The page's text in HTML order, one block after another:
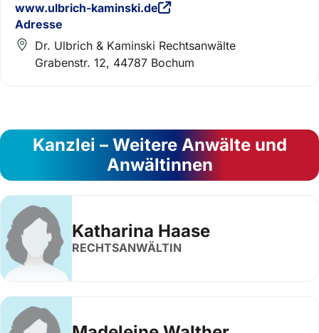
www.ulbrich-kaminski.de
Adresse
Dr. Ulbrich & Kaminski Rechtsanwälte
Grabenstr. 12, 44787 Bochum
Kanzlei – Weitere Anwälte und
Anwältinnen
Katharina Haase
RECHTSANWÄLTIN